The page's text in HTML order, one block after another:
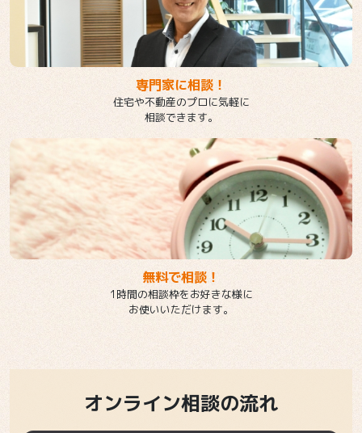
専門家に相談！
住宅や不動産のプロに気軽に
相談できます。
無料で相談！
1時間の相談枠をお好きな様に
お使いいただけます。
オンライン相談の流れ